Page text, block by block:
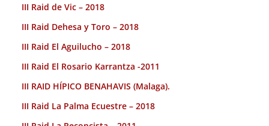
III Raid de Vic – 2018
III Raid Dehesa y Toro – 2018
III Raid El Aguilucho – 2018
III Raid El Rosario Karrantza -2011
III RAID HÍPICO BENAHAVIS (Malaga).
III Raid La Palma Ecuestre – 2018